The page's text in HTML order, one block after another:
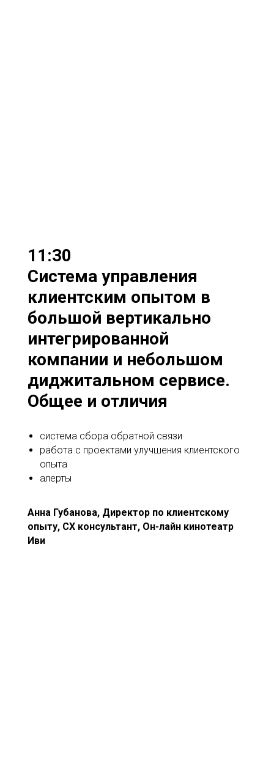
11:30
Система управления
клиентским опытом в
большой вертикально
интегрированной
компании и небольшом
диджитальном сервисе.
Общее и отличия
система сбора обратной связи
работа с проектами улучшения клиентского
опыта
алерты
Анна Губанова, Директор по клиентскому
опыту, CX консультант, Он-лайн кинотеатр
Иви